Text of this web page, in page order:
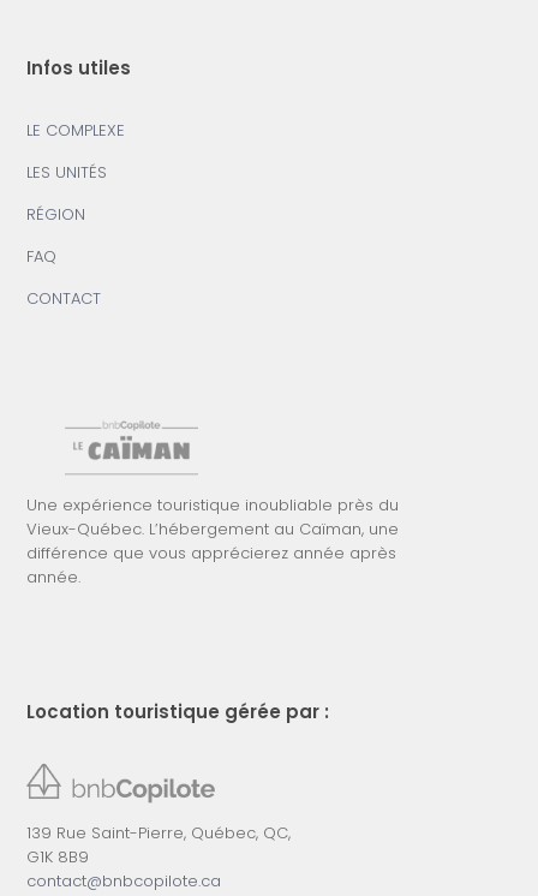
Infos utiles
LE COMPLEXE
LES UNITÉS
RÉGION
FAQ
CONTACT
Une expérience touristique inoubliable près du
Vieux-Québec. L’hébergement au Caïman, une
différence que vous apprécierez année après
année.
Location touristique gérée par :
139 Rue Saint-Pierre, Québec, QC,
G1K 8B9
contact@bnbcopilote.ca